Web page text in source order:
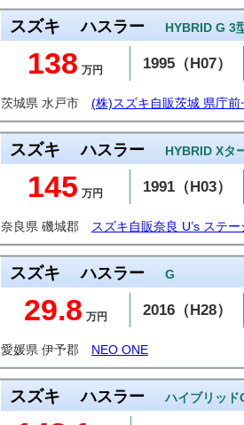
スズキ ハスラー HYBRID G 3
138 万円 1995（H07）
茨城県 水戸市 (株)スズキ自販茨城 県庁前
スズキ ハスラー HYBRID Xタ
145 万円 1991（H03）
奈良県 磯城郡 スズキ自販奈良 U’s ステ
スズキ ハスラー G
29.8 万円 2016（H28）
愛媛県 伊予郡 NEO ONE
スズキ ハスラー ハイブリッド